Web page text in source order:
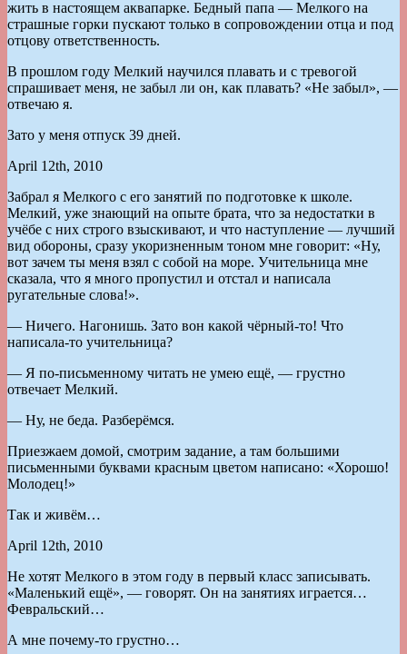
жить в настоящем аквапарке. Бедный папа — Мелкого на
страшные горки пускают только в сопровождении отца и под
отцову ответственность.
В прошлом году Мелкий научился плавать и с тревогой
спрашивает меня, не забыл ли он, как плавать? «Не забыл», —
отвечаю я.
Зато у меня отпуск 39 дней.
April 12th, 2010
Забрал я Мелкого с его занятий по подготовке к школе.
Мелкий, уже знающий на опыте брата, что за недостатки в
учёбе с них строго взыскивают, и что наступление — лучший
вид обороны, сразу укоризненным тоном мне говорит: «Ну,
вот зачем ты меня взял с собой на море. Учительница мне
сказала, что я много пропустил и отстал и написала
ругательные слова!».
— Ничего. Нагонишь. Зато вон какой чёрный-то! Что
написала-то учительница?
— Я по-письменному читать не умею ещё, — грустно
отвечает Мелкий.
— Ну, не беда. Разберёмся.
Приезжаем домой, смотрим задание, а там большими
письменными буквами красным цветом написано: «Хорошо!
Молодец!»
Так и живём…
April 12th, 2010
Не хотят Мелкого в этом году в первый класс записывать.
«Маленький ещё», — говорят. Он на занятиях играется…
Февральский…
А мне почему-то грустно…